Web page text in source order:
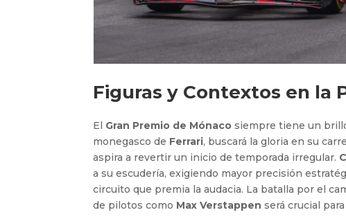
Figuras y Contextos en la
El Gran Premio de Mónaco siempre tiene un
monegasco de Ferrari, buscará la gloria en su
aspira a revertir un inicio de temporada irregular.
a su escudería, exigiendo mayor precisión
circuito que premia la audacia. La batalla por el
de pilotos como Max Verstappen será crucial